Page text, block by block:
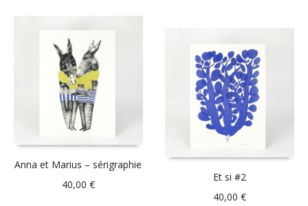
Anna et Marius – sérigraphie
40,00 €
Et si #2
40,00€